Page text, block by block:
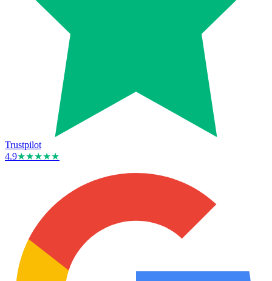
Trustpilot
4.9★★★★★